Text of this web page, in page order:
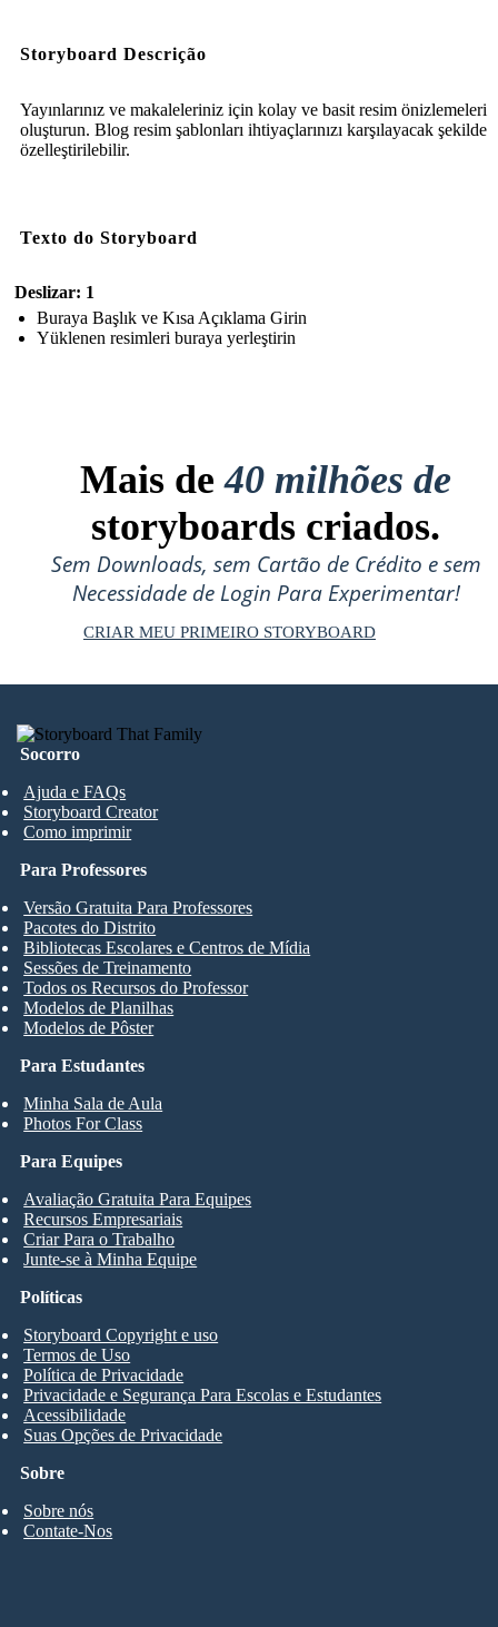
Storyboard Descrição
Yayınlarınız ve makaleleriniz için kolay ve basit resim önizlemeleri
oluşturun. Blog resim şablonları ihtiyaçlarınızı karşılayacak şekilde
özelleştirilebilir.
Texto do Storyboard
Deslizar: 1
Buraya Başlık ve Kısa Açıklama Girin
Yüklenen resimleri buraya yerleştirin
Mais de40 milhões de
storyboards criados.
Sem Downloads, sem Cartão de Crédito e sem
Necessidade de Login Para Experimentar!
CRIAR MEU PRIMEIRO STORYBOARD
Socorro
Ajuda e FAQs
Storyboard Creator
Como imprimir
Para Estudantes
Minha Sala de Aula
Photos For Class
Para Professores
Versão Gratuita Para Professores
Pacotes do Distrito
Bibliotecas Escolares e Centros de Mídia
Sessões de Treinamento
Todos os Recursos do Professor
Modelos de Planilhas
Modelos de Pôster
Para Equipes
Avaliação Gratuita Para Equipes
Recursos Empresariais
Criar Para o Trabalho
Junte-se à Minha Equipe
Sobre
Sobre nós
Contate-Nos
Políticas
Storyboard Copyright e uso
Termos de Uso
Política de Privacidade
Privacidade e Segurança Para Escolas e Estudantes
Acessibilidade
Suas Opções de Privacidade